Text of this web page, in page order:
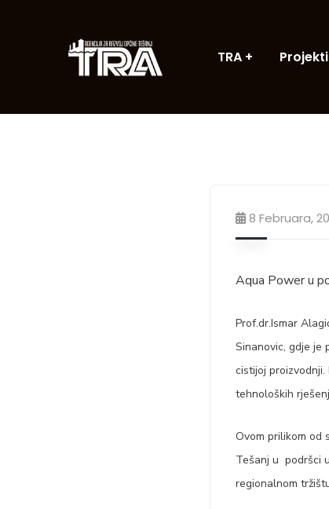
TRA Projekti
8 Februara,
Aqua Power u
Prof.dr.Ismar
Sinanovic, gdje je
cistijoj
tehnoloških
Ovom prilikom od
Tešanj u podršci
regionalnom